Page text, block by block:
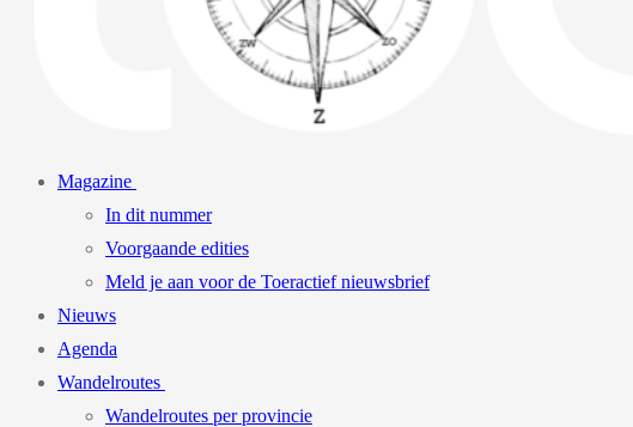
Magazine
In dit nummer
Voorgaande edities
Meld je aan voor de Toeractief nieuwsbrief
Nieuws
Agenda
Wandelroutes
Wandelroutes per provincie